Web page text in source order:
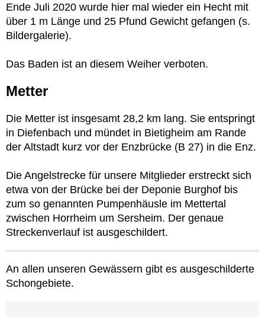
Ende Juli 2020 wurde hier mal wieder ein Hecht mit
über 1 m Länge und 25 Pfund Gewicht gefangen (s.
Bildergalerie).
Das Baden ist an diesem Weiher verboten.
Metter
Die Metter ist insgesamt 28,2 km lang. Sie entspringt
in Diefenbach und mündet in Bietigheim am Rande
der Altstadt kurz vor der Enzbrücke (B 27) in die Enz.
Die Angelstrecke für unsere Mitglieder erstreckt sich
etwa von der Brücke bei der Deponie Burghof bis
zum so genannten Pumpenhäusle im Mettertal
zwischen Horrheim um Sersheim. Der genaue
Streckenverlauf ist ausgeschildert.
An allen unseren Gewässern gibt es ausgeschilderte
Schongebiete.